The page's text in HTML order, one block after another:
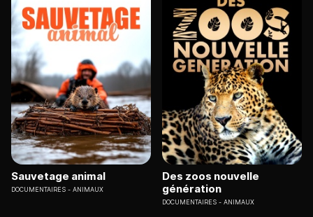
Sauvetage animal
DOCUMENTAIRES ANIMAUX
Des zoos nouvelle
génération
DOCUMENTAIRES ANIMAUX